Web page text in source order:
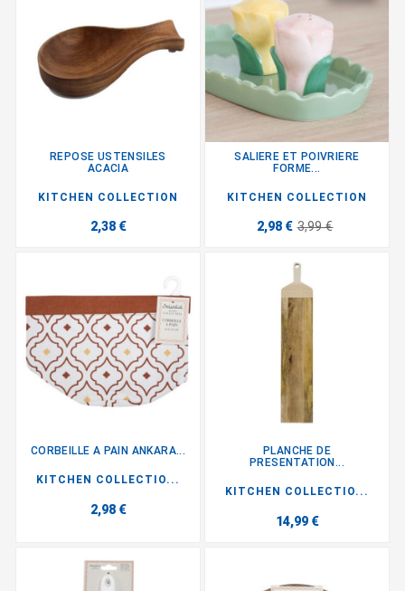
REPOSE USTENSILES
ACACIA
KITCHEN COLLECTION
2,38 €
SALIERE ET POIVRIERE
FORME...
KITCHEN COLLECTION
2,98 € 3,99 €
CORBEILLE A PAIN ANKARA...
KITCHEN COLLECTIO...
2,98 €
PLANCHE DE
PRESENTATION...
KITCHEN COLLECTIO...
14,99 €